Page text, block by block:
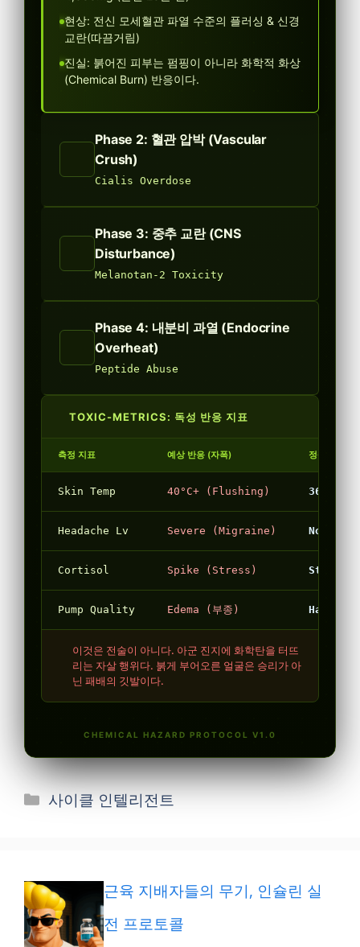
카
사이클 인텔리전트
근육 지배자들의 무기, 인슐린 실
전 프로토콜